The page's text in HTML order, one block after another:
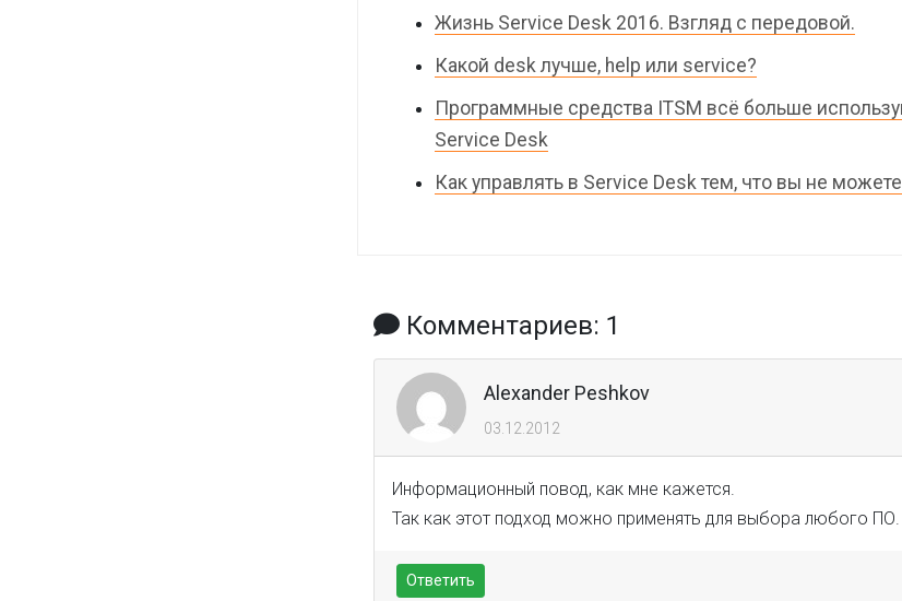
Жизнь Service Desk 2016. Взгляд с передовой.
Какой desk лучше, help или service?
Программные средства ITSM всё больше
Service Desk
Как управлять в Service Desk тем, что вы не
Комментариев: 1
Alexander Peshkov
03.12.2012
Информационный повод, как мне кажется.
Так как этот подход можно применять для выбора любого ПО.
Ответить